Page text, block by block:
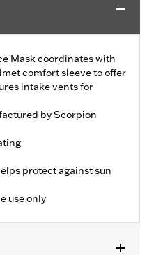
Mask coordinates with
comfort sleeve to offer
intake vents for
by Scorpion
protect against sun
use only